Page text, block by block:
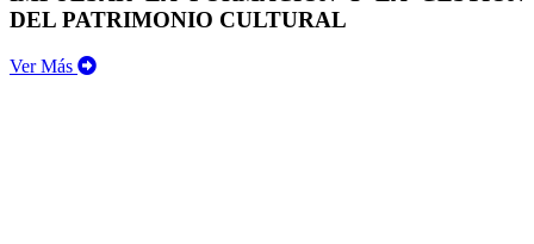
DEL PATRIMONIO CULTURAL
Ver Más